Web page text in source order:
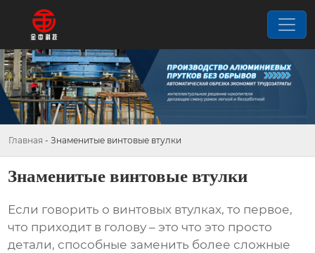
Главная - Знаменитые винтовые втулки
Знаменитые винтовые втулки
Если говорить о винтовых втулках, то первое,
что приходит в голову – это что это просто
детали, способные заменить более сложные